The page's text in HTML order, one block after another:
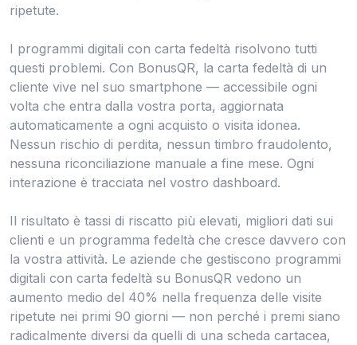
ripetute.
I programmi digitali con carta fedeltà risolvono tutti
questi problemi. Con BonusQR, la carta fedeltà di un
cliente vive nel suo smartphone — accessibile ogni
volta che entra dalla vostra porta, aggiornata
automaticamente a ogni acquisto o visita idonea.
Nessun rischio di perdita, nessun timbro fraudolento,
nessuna riconciliazione manuale a fine mese. Ogni
interazione è tracciata nel vostro dashboard.
Il risultato è tassi di riscatto più elevati, migliori dati sui
clienti e un programma fedeltà che cresce davvero con
la vostra attività. Le aziende che gestiscono programmi
digitali con carta fedeltà su BonusQR vedono un
aumento medio del 40% nella frequenza delle visite
ripetute nei primi 90 giorni — non perché i premi siano
radicalmente diversi da quelli di una scheda cartacea,